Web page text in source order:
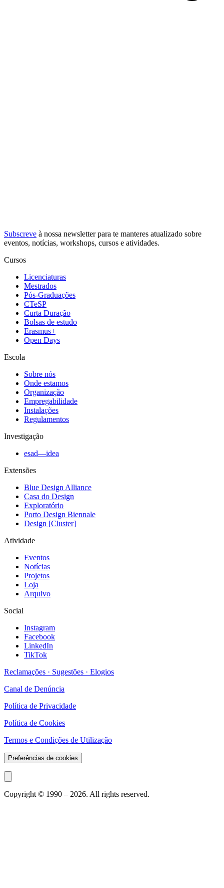
Subscreve à nossa newsletterpara te manteres atualizado sobre
eventos, notícias, workshops, cursos e atividades.
Cursos
Licenciaturas
Mestrados
Pós-Graduações
CTeSP
Curta Duração
Bolsas de estudo
Erasmus+
Open Days
Escola
Sobre nós
Onde estamos
Organização
Empregabilidade
Instalações
Regulamentos
Investigação
esad—idea
Extensões
Blue Design Alliance
Casa do Design
Exploratório
Porto Design Biennale
Design [Cluster]
Atividade
Eventos
Notícias
Projetos
Loja
Arquivo
Social
Instagram
Facebook
LinkedIn
TikTok
Reclamações · Sugestões · Elogios
Canal de Denúncia
Política de Privacidade
Política de Cookies
Termos e Condições de Utilização
Preferências de cookies
Copyright © 1990 – 2026. All rights reserved.